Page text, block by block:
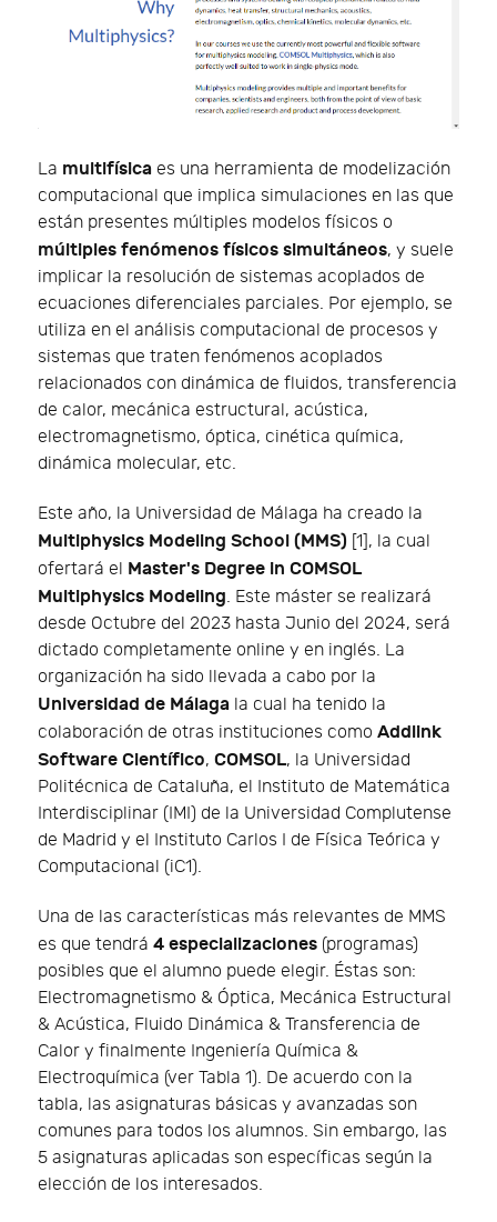
La multifísica es una herramienta de modelización
computacional que implica simulaciones en las que
están presentes múltiples modelos físicos o
múltiples fenómenos físicos simultáneos, y suele
implicar la resolución de sistemas acoplados de
ecuaciones diferenciales parciales. Por ejemplo, se
utiliza en el análisis computacional de procesos y
sistemas que traten fenómenos acoplados
relacionados con dinámica de fluidos, transferencia
de calor, mecánica estructural, acústica,
electromagnetismo, óptica, cinética química,
dinámica molecular, etc.
Este año, la Universidad de Málaga ha creado la
Multiphysics Modeling School (MMS) [1], la cual
ofertará el Master's Degree in COMSOL
Multiphysics Modeling. Este máster se realizará
desde Octubre del 2023 hasta Junio del 2024, será
dictado completamente online y en inglés. La
organización ha sido llevada a cabo por la
Universidad de Málaga la cual ha tenido la
colaboración de otras instituciones como Addlink
Software Científico, COMSOL, la Universidad
Politécnica de Cataluña, el Instituto de Matemática
Interdisciplinar (IMI) de la Universidad Complutense
de Madrid y el Instituto Carlos I de Física Teórica y
Computacional (iC1).
Una de las características más relevantes de MMS
es que tendrá 4 especializaciones (programas)
posibles que el alumno puede elegir. Éstas son:
Electromagnetismo & Óptica, Mecánica Estructural
& Acústica, Fluido Dinámica & Transferencia de
Calor y finalmente Ingeniería Química &
Electroquímica (ver Tabla 1). De acuerdo con la
tabla, las asignaturas básicas y avanzadas son
comunes para todos los alumnos. Sin embargo, las
5 asignaturas aplicadas son específicas según la
elección de los interesados.